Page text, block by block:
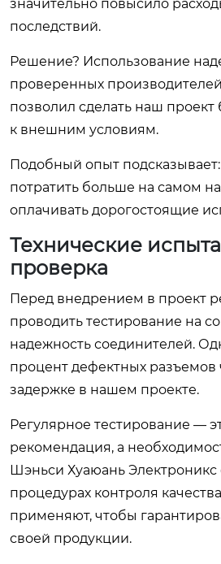
значительно повысило
последствий.
Решение? Использование
проверенных
позволил сделать наш
к внешним условиям.
Подобный опыт
потратить больше на самом
оплачивать дорогостоящие
Технические
проверка
Перед внедрением в проект
проводить тестирование на
надежность соединителей.
процент дефектных разъемов
задержке в нашем проекте.
Регулярное тестирование —
рекомендация, а
Шэньси Хуаюань
процедурах контроля
применяют, чтобы
своей продукции.